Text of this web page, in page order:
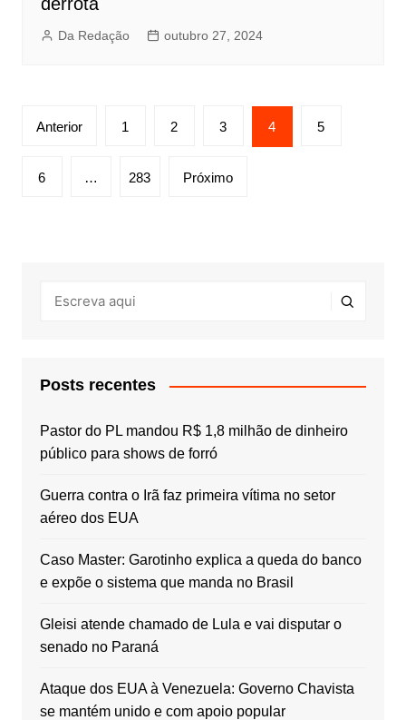
Da Redação outubro 27, 2024
Paginação
posts
Anterior 1 2 3 4 5
6 … 283 Próximo
Posts recentes
Pastor do PL mandou R$ 1,8 milhão de dinheiro
público para shows de forró
Guerra contra o Irã faz primeira vítima no setor
aéreo dos EUA
Caso Master: Garotinho explica a queda do banco
e expõe o sistema que manda no Brasil
Gleisi atende chamado de Lula e vai disputar o
senado no Paraná
Ataque dos EUA à Venezuela: Governo Chavista
se mantém unido e com apoio popular